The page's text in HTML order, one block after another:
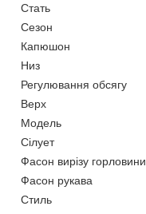
Стать
Сезон
Капюшон
Низ
Регулювання обсягу
Верх
Модель
Сілует
Фасон вирізу горловини
Фасон рукава
Стиль